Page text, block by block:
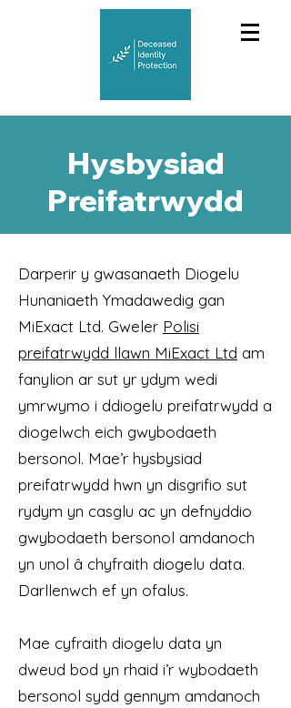
Hysbysiad
Preifatrwydd
Darperir y gwasanaeth Diogelu
Hunaniaeth Ymadawedig gan
MiExact Ltd. Gweler Polisi
preifatrwydd llawn MiExact Ltd am
fanylion ar sut yr ydym wedi
ymrwymo i ddiogelu preifatrwydd a
diogelwch eich gwybodaeth
bersonol. Mae’r hysbysiad
preifatrwydd hwn yn disgrifio sut
rydym yn casglu ac yn defnyddio
gwybodaeth bersonol amdanoch
yn unol â chyfraith diogelu data.
Darllenwch ef yn ofalus.
Mae cyfraith diogelu data yn
dweud bod yn rhaid i’r wybodaeth
bersonol sydd gennym amdanoch